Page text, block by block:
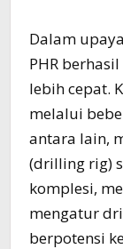
Dalam
PHR
lebih cepat.
melalui
antara lain,
(drilling rig)
komplesi,
mengatur
berpotensi